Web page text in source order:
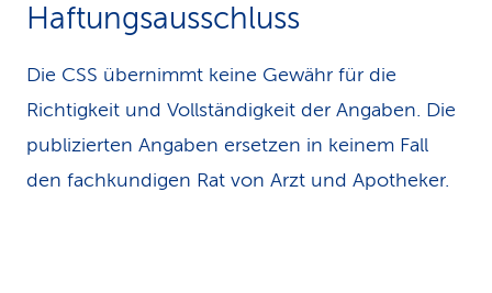
Haftungsausschluss
Die CSS übernimmt keine Gewähr für die
Richtigkeit und Vollständigkeit der Angaben. Die
publizierten Angaben ersetzen in keinem Fall
den fachkundigen Rat von Arzt und Apotheker.